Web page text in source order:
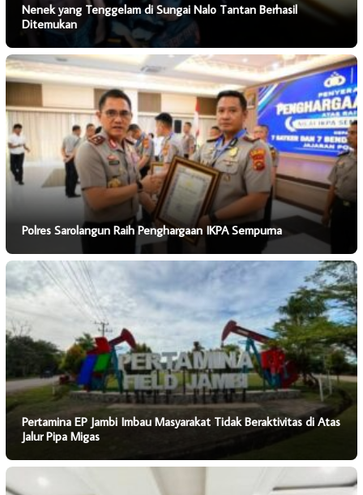
Nenek yang Tenggelam di Sungai Nalo Tantan Berhasil
Ditemukan
Polres Sarolangun Raih Penghargaan IKPA Sempurna
Pertamina EP Jambi Imbau Masyarakat Tidak Beraktivitas di Atas
Jalur Pipa Migas